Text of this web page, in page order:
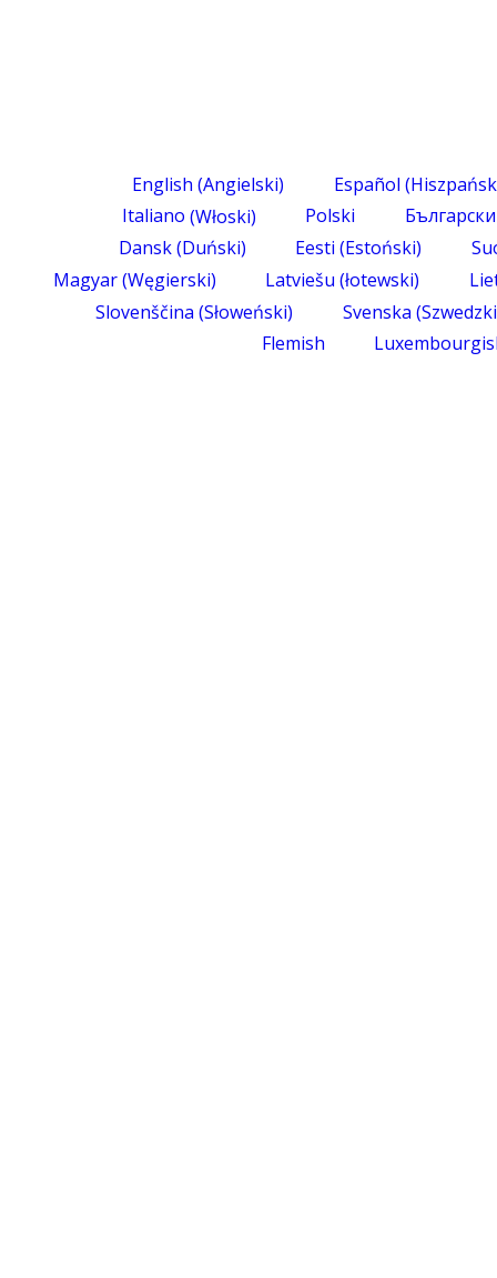
English (Angielski) Español (
Italiano (Włoski) Polski Български
Dansk(Duński) Eesti (Estoński)
Magyar(Węgierski) Latviešu (łotewski)
Slovenščina (Słoweński) Svenska (Szwedzki
Flemish